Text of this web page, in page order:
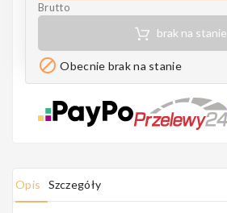
MAHILELE
Brutto
brak na stanie
 Obecnie brak na stanie
Opis Szczegóły